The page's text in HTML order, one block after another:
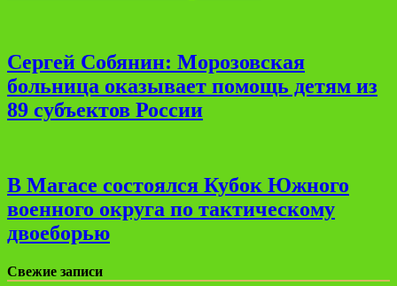
Сергей Собянин: Морозовская
больница оказывает помощь детям из
89 субъектов России
В Магасе состоялся Кубок Южного
военного округа по тактическому
двоеборью
Свежие записи